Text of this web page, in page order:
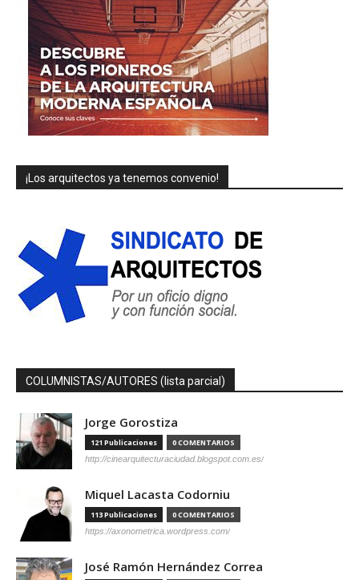
¡Los arquitectos ya tenemos convenio!
COLUMNISTAS/AUTORES (lista parcial)
Jorge Gorostiza
121 Publicaciones 0 COMENTARIOS
http://cinearquitecturaciudad.blogspot.com.es/
Miquel Lacasta Codorniu
113 Publicaciones 0 COMENTARIOS
https://axonometrica.wordpress.com/
José Ramón Hernández Correa